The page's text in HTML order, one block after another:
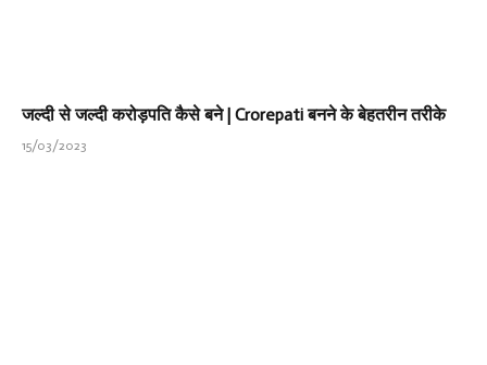
जल्दी से जल्दी करोड़पति कैसे बने | Crorepati बनने के बेहतरीन तरीके
15/03/2023